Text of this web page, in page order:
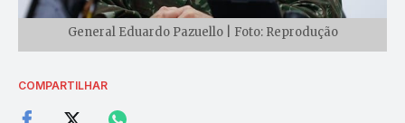
General Eduardo Pazuello | Foto: Reprodução
COMPARTILHAR